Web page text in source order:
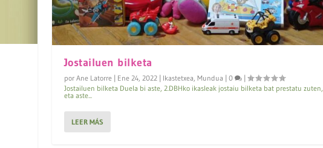
Jostailuen bilketa
por Ane Latorre| Ene 24, 2022| Ikastetxea Mundua | 0
|
Jostailuen bilketa Duela bi aste, 2.DBHko ikasleak jostaiu bilketa bat prestatu zuten,
eta aste...
LEER MÁS